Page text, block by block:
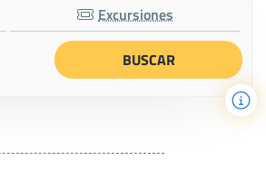
Excursiones